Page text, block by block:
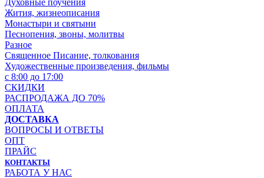
Духовные поучения
Жития, жизнеописания
Монастыри и святыни
Песнопения, звоны, молитвы
Разное
Священное Писание, толкования
Художественные произведения, фильмы
с 8:00 до 17:00
СКИДКИ
РАСПРОДАЖА ДО 70%
ОПЛАТА
ДОСТАВКА
ВОПРОСЫ И ОТВЕТЫ
ОПТ
ПРАЙС
КОНТАКТЫ
РАБОТА У НАС